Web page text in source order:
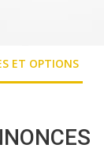
ET OPTIONS